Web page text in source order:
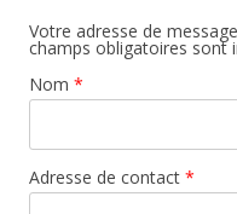
Votre adresse de
champs obligatoires sont
Nom *
Adresse de contact *